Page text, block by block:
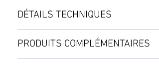
DÉTAILS TECHNIQUES
PRODUITS COMPLÉMENTAIRES